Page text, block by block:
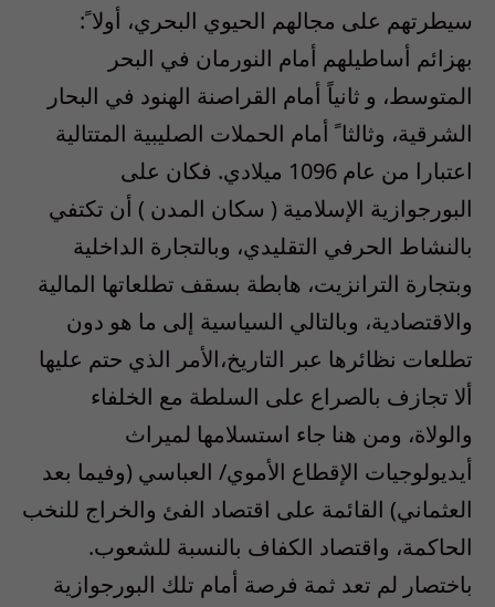
سيطرتهم على مجالهم الحيوي البحري، أولا ً:
بهزائم أساطيلهم أمام النورمان في البحر
المتوسط، و ثانياً أمام القراصنة الهنود في البحار
الشرقية، وثالثا ً أمام الحملات الصليبية المتتالية
اعتبارا من عام 1096 ميلادي. فكان على
البورجوازية الإسلامية ( سكان المدن ) أن تكتفي
بالنشاط الحرفي التقليدي، وبالتجارة الداخلية
وبتجارة الترانزيت، هابطة بسقف تطلعاتها المالية
والاقتصادية، وبالتالي السياسية إلى ما هو دون
تطلعات نظائرها عبر التاريخ،الأمر الذي حتم عليها
ألا تجازف بالصراع على السلطة مع الخلفاء
والولاة، ومن هنا جاء استسلامها لميراث
أيديولوجيات الإقطاع الأموي/ العباسي (وفيما بعد
العثماني) القائمة على اقتصاد الفئ والخراج للنخب
الحاكمة، واقتصاد الكفاف بالنسبة للشعوب.
باختصار لم تعد ثمة فرصة أمام تلك البورجوازية